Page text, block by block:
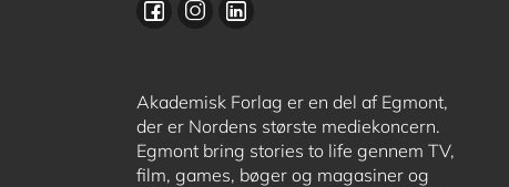
Akademisk Forlag er en del af Egmont,
der er Nordens største mediekoncern.
Egmont bring stories to life gennem TV,
film, games, bøger og magasiner og